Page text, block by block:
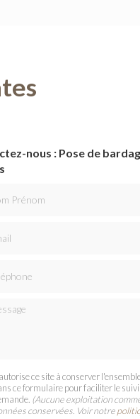
nous : Pose de
ce site à conserver
ce formulaire pour faciliter le
(Aucune exploitation
conservées. Voir notre